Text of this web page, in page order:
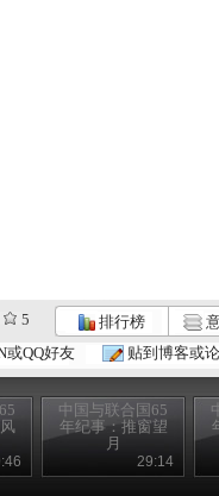
5 排行榜
或QQ好友 贴到博客或
中国与联合国65
年纪事：推窗望
月
29:14